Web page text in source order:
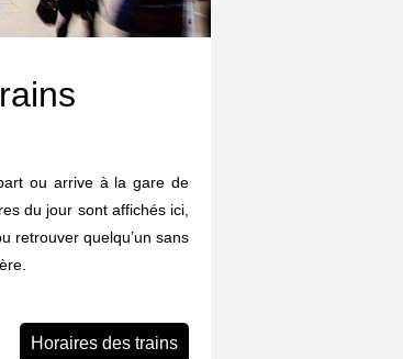
ou arrive à la gare de
du jour sont affichés ici,
retrouver quelqu’un sans
Horaires des trains